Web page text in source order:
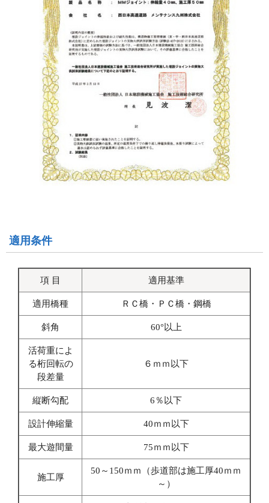
適用条件
項 目 適用基準
適用橋種 ＲＣ橋・ＰＣ橋・鋼橋
斜角 60°以上
活荷重によ
る桁回転の
段差量
６ｍｍ以下
縦断勾配 6％以下
設計伸縮量 40ｍｍ以下
最大遊間量 75ｍｍ以下
施工厚
50～150ｍｍ（歩道部は施工厚40ｍｍ
～）